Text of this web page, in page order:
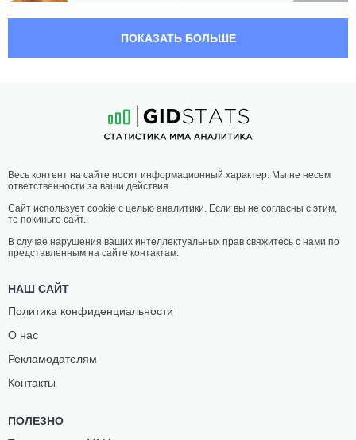
ВИТРУК
19-9- 1
19:45 МСК
ЛЕГЧАЙШИЙ ВЕС 61.2 КГ
ШАЙХАЕВ
ПОКАЗАТЬ БОЛЬШЕ
Весь контент на сайте носит информационный характер. Мы не несем
ответственности за ваши действия.
Сайт использует cookie с целью аналитики. Если вы не согласны с этим,
то покиньте сайт.
В случае нарушения ваших интеллектуальных прав свяжитесь с нами по
представленным на сайте контактам.
НАШ САЙТ
Политика конфиденциальности
О нас
Рекламодателям
Контакты
ПОЛЕЗНО